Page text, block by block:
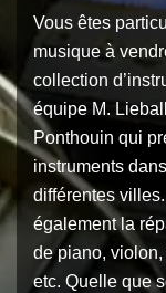
Vous êtes
musique à
collection
équipe M.
Ponthouin qui
instruments
différentes
également la
de piano,
etc. Quelle que